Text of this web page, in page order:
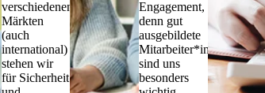
verschiedenen
Märkten
(auch
international)
stehen wir
für Sicherheit
Engagement,
denn gut
ausgebildete
Mitarbeiter*innen
sind uns
besonders